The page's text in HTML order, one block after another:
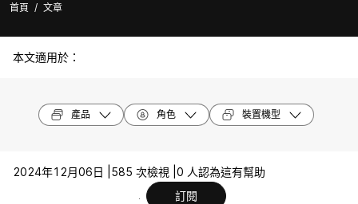
首頁 / 文章
本文適用於：
產品 角色 裝置機型
2024年12月06日 | 585 次檢視 | 0 人認為這有幫助
訂閱